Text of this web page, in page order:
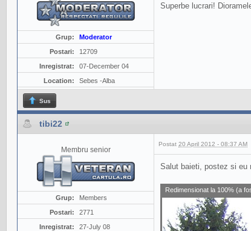
Grup:
Moderator
Postari:
12709
Inregistrat:
07-December 04
Location:
Sebes -Alba
Superbe lucrari!
Sus
tibi22
Membru senior
Grup:
Members
Postari:
2771
Inregistrat:
27-July 08
Postat 20 April 2012 - 08:37 AM
Salut baieti, postez si eu
Redimensionat la 100% (a